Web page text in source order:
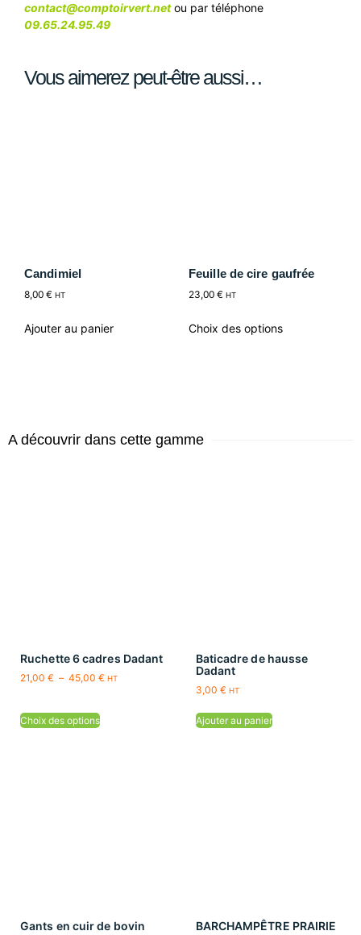
contact@comptoirvert.netou par téléphone
09.65.24.95.49
Vous aimerez peut-être aussi…
Candimiel
8,00 € HT
Ajouter au panier
Feuille de cire gaufrée
23,00 € HT
Choix des options
A découvrir dans cette gamme
Ruchette 6 cadres Dadant
21,00 € – 45,00 € HT
Choix des options
Baticadre de hausse
Dadant
3,00 € HT
Ajouter au panier
Gants en cuir de bovin BARCHAMPÊTRE PRAIRIE